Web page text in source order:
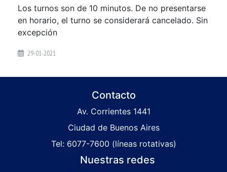
Los turnos son de 10 minutos. De no presentarse
en horario, el turno se considerará cancelado. Sin
excepción
29-01-2021
Contacto
Av. Corrientes 1441
Ciudad de Buenos Aires
Tel: 6077-7600 (líneas rotativas)
Nuestras redes